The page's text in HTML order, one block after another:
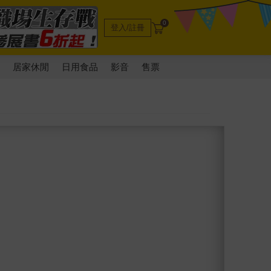
登入/註冊 0
居家休閒 日用食品 影音 售票